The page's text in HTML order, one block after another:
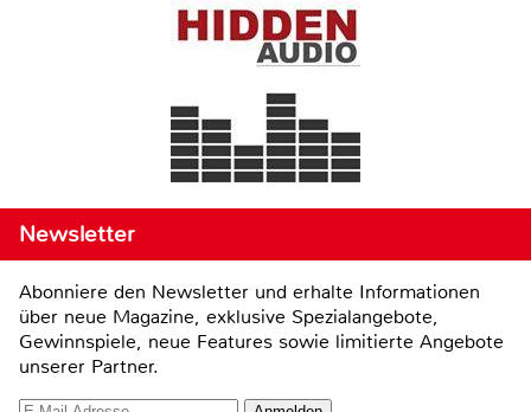
Newsletter
Abonniere den Newsletter und erhalte Informationen
über neue Magazine, exklusive Spezialangebote,
Gewinnspiele, neue Features sowie limitierte Angebote
unserer Partner.